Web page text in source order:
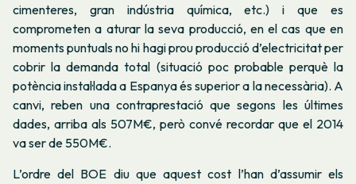
cimenteres, gran indústria química, etc.) i que es
comprometen a aturar la seva producció, en el cas que en
moments puntuals no hi hagi prou producció d’electricitat per
cobrir la demanda total (situació poc probable perquè la
potència instal·lada a Espanya és superior a la necessària). A
canvi, reben una contraprestació que segons les últimes
dades, arriba als 507M€, però convé recordar que el 2014
va ser de 550M€.
L’ordre del BOE diu que aquest cost l’han d’assumir els